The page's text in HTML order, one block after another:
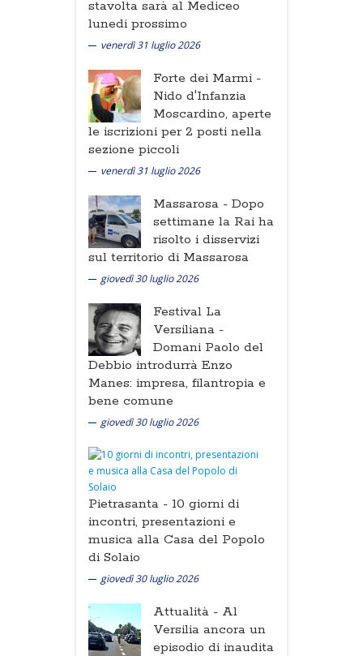
stavolta sarà al Mediceo
lunedi prossimo
venerdì 31 luglio 2026
Forte dei Marmi -
Nido d'Infanzia
Moscardino, aperte
le iscrizioni per 2 posti nella
sezione piccoli
venerdì 31 luglio 2026
Massarosa - Dopo
settimane la Rai ha
risolto i disservizi
sul territorio di Massarosa
giovedì 30 luglio 2026
Festival La
Versiliana -
Domani Paolo del
Debbio introdurrà Enzo
Manes: impresa, filantropia e
bene comune
giovedì 30 luglio 2026
Pietrasanta - 10 giorni di
incontri, presentazioni e
musica alla Casa del Popolo
di Solaio
giovedì 30 luglio 2026
Attualità - Al
Versilia ancora un
episodio di inaudita